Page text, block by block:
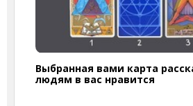
Выбранная вами карта
людям в вас нравится